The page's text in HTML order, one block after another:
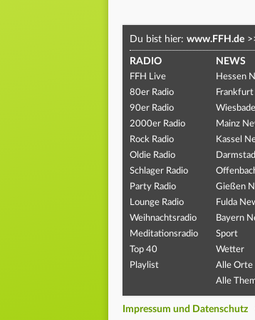
Du bist hier: www.FFH.de
RADIO
FFH Live
80er Radio
90er Radio
2000er Radio
Rock Radio
Oldie Radio
Schlager Radio
Party Radio
Lounge Radio
Weihnachtsradio
Meditationsradio
Top 40
Playlist
NEWS
Hessen
Mainz
Kassel
Gießen
Fulda
Bayern
Sport
Wetter
Alle Orte
Alle
Impressum und Datenschutz